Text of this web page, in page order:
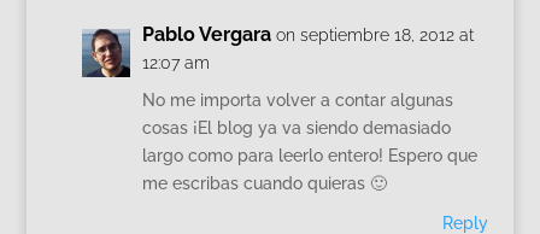
Pablo Vergara on septiembre 18, 2012 at
12:07 am
No me importa volver a contar algunas
cosas ¡El blog ya va siendo demasiado
largo como para leerlo entero! Espero que
me escribas cuando quieras 🙂
Reply